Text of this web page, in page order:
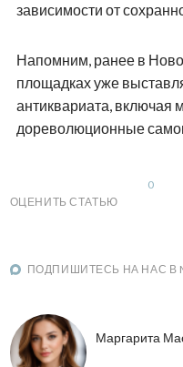
зависимости от
Напомним, ранее в
площадках уже
антиквариата, включая
дореволюционные
ОЦЕНИТЬ СТАТЬЮ
0
ПОДПИШИТЕСЬ НА НАС В
Маргарита